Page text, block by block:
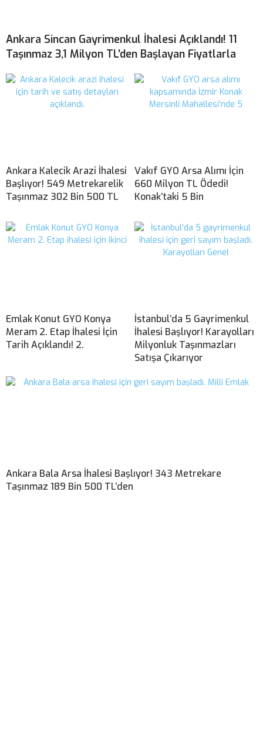
Ankara Sincan Gayrimenkul İhalesi Açıklandı! 11
Taşınmaz 3,1 Milyon TL’den Başlayan Fiyatlarla
Ankara Kalecik Arazi İhalesi
Başlıyor! 549 Metrekarelik
Taşınmaz 302 Bin 500 TL
Vakıf GYO Arsa Alımı İçin
660 Milyon TL Ödedi!
Konak’taki 5 Bin
Emlak Konut GYO Konya
Meram 2. Etap İhalesi İçin
Tarih Açıklandı! 2.
İstanbul’da 5 Gayrimenkul
İhalesi Başlıyor! Karayolları
Milyonluk Taşınmazları
Satışa Çıkarıyor
Ankara Bala Arsa İhalesi Başlıyor! 343 Metrekare
Taşınmaz 189 Bin 500 TL’den